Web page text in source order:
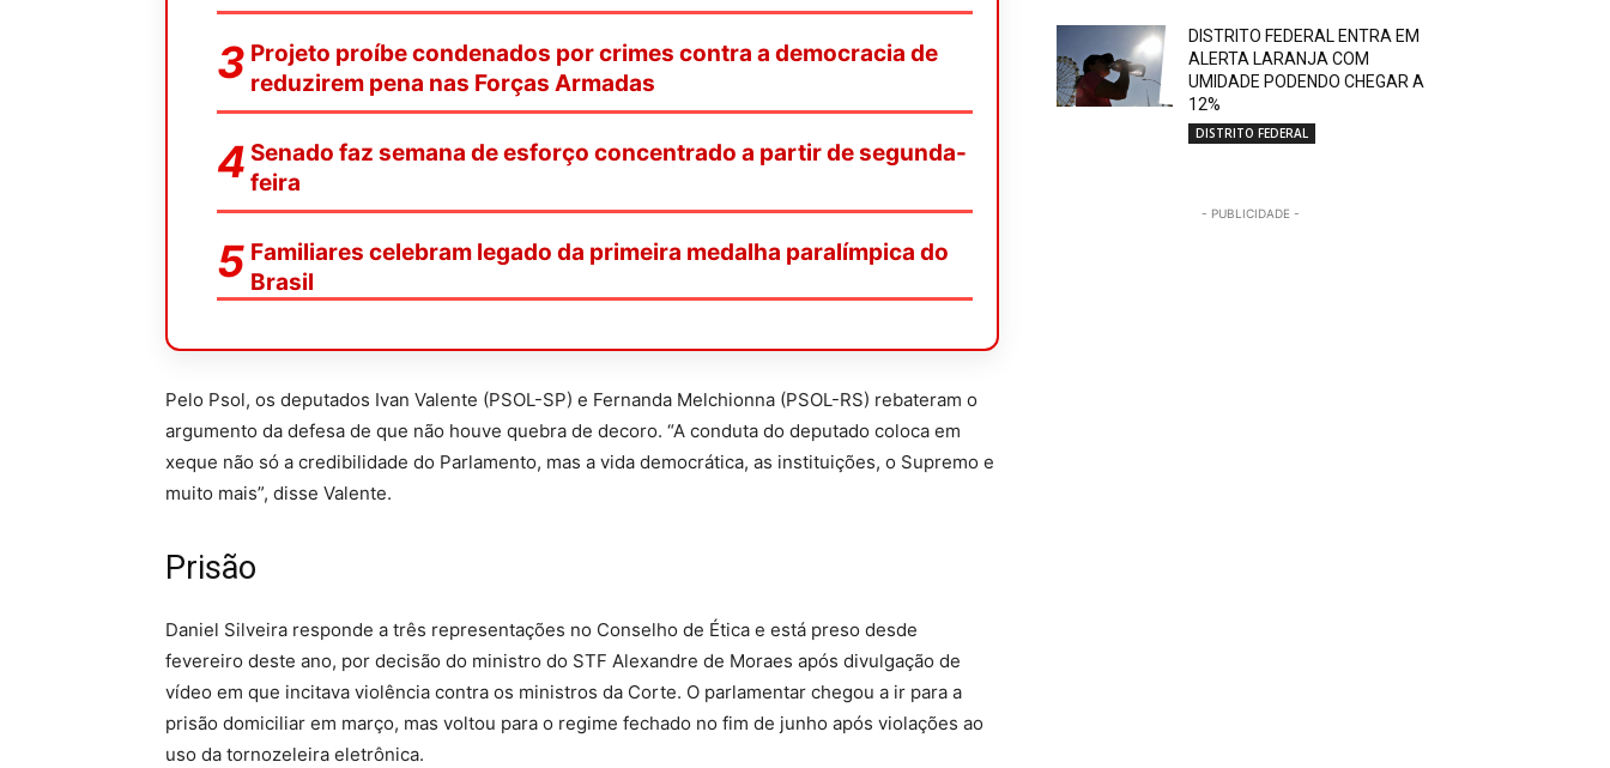
Projeto proíbe condenados por crimes contra a democracia de
reduzirem pena nas Forças Armadas
Senado faz semana de esforço concentrado a partir de segunda-
feira
Familiares celebram legado da primeira medalha paralímpica do
Brasil
Pelo Psol, os deputados Ivan Valente (PSOL-SP) e Fernanda Melchionna (PSOL-RS) rebateram o
argumento da defesa de que não houve quebra de decoro. “A conduta do deputado coloca em
xeque não só a credibilidade do Parlamento, mas a vida democrática, as instituições, o Supremo e
muito mais”, disse Valente.
Prisão
Daniel Silveira responde a três representações no Conselho de Ética e está preso desde
fevereiro deste ano, por decisão do ministro do STF Alexandre de Moraes após divulgação de
vídeo em que incitava violência contra os ministros da Corte. O parlamentar chegou a ir para a
prisão domiciliar em março, mas voltou para o regime fechado no fim de junho após violações ao
uso da tornozeleira eletrônica.
DISTRITO FEDERAL ENTRA EM
ALERTA LARANJA COM
UMIDADE PODENDO CHEGAR A
12%
DISTRITO FEDERAL
- PUBLICIDADE -